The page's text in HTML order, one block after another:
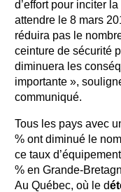
d’effort pour inciter
attendre le 8 mars
réduira pas le
ceinture de sécurité
diminuera les
importante »,
communiqué.
Tous les pays avec
% ont diminué le
ce taux
% en Grande-
Au Québec, où le d